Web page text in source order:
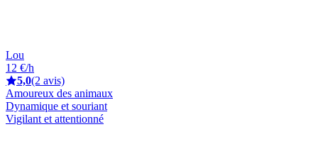
Lou
12 €/h
5,0(2 avis)
Amoureux des animaux
Dynamique et souriant
Vigilant et attentionné